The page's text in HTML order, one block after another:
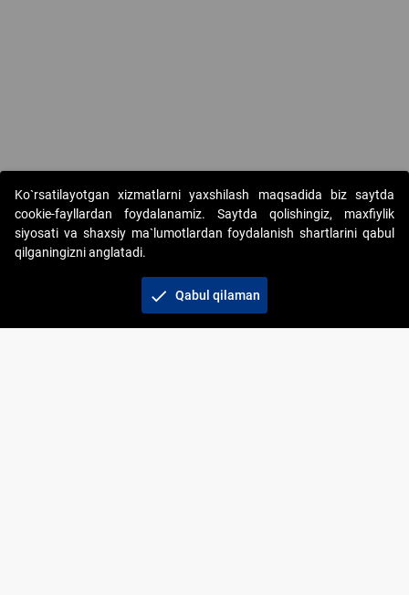
Copyright © 2017-2026. "Elektron onlayn-auksionlarni
tashkil etish" AJ. Barcha huquqlar himoyalangan
Ko`rsatilayotgan xizmatlarni yaxshilash maqsadida biz saytda
cookie-fayllardan foydalanamiz. Saytda qolishingiz, maxfiylik
siyosati va shaxsiy ma`lumotlardan foydalanish shartlarini qabul
qilganingizni anglatadi.
check Qabul qilaman